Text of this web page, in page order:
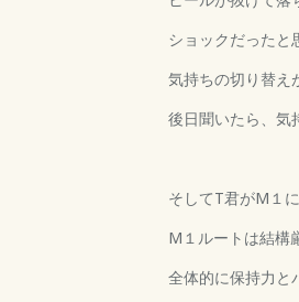
ショックだったと
気持ちの切り替え
後日聞いたら、気
そしてT君がM１
M１ルートは結構
全体的に保持力と